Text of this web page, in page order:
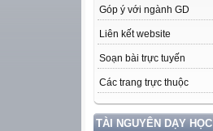
Góp ý với ngành GD
Liên kết website
Soạn bài trực tuyến
Các trang trực thuộc
TÀI NGUYÊN DẠY HỌC